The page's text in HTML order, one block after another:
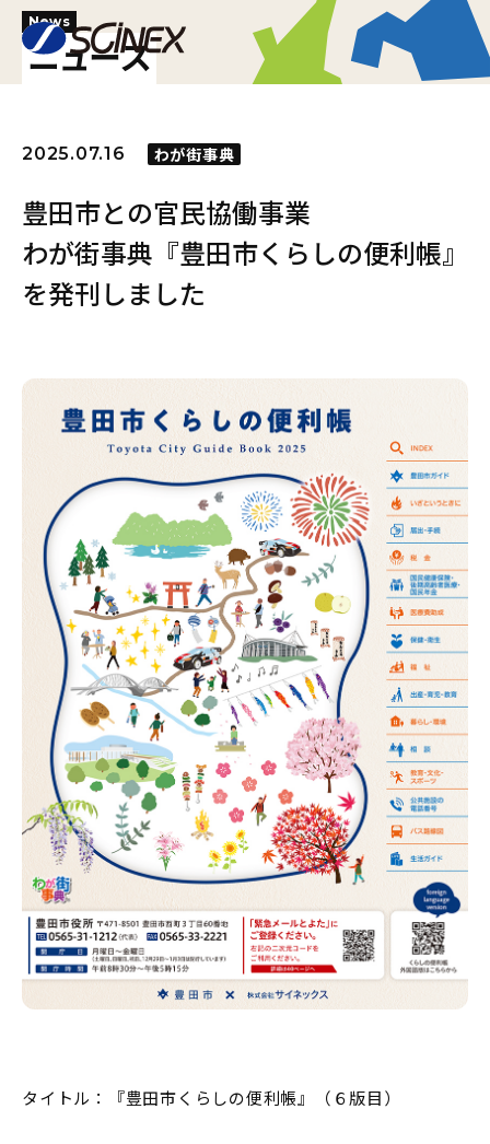
News
ニュース
2025.07.16 わが街事典
豊田市との官民協働事業
わが街事典『豊田市くらしの便利帳』
を発刊しました
タイトル：『豊田市くらしの便利帳』（６版目）